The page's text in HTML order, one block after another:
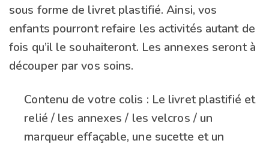
sous forme de livret plastifié. Ainsi, vos
enfants pourront refaire les activités autant de
fois qu’il le souhaiteront. Les annexes seront à
découper par vos soins.
Contenu de votre colis : Le livret plastifié et
relié / les annexes / les velcros / un
marqueur effaçable, une sucette et un